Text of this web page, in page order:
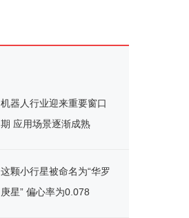
机器人行业迎来重要窗口
期 应用场景逐渐成熟
这颗小行星被命名为“华罗
庚星” 偏心率为0.078